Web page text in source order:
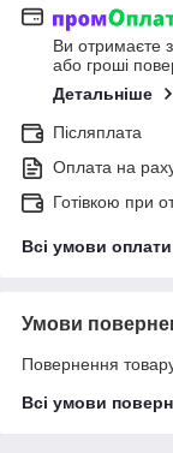
Ви отримаєте
або гроші
Детальніше
Післяплата
Оплата на
Готівкою при
Всі умови оплати
Умови
Повернення
Всі умови